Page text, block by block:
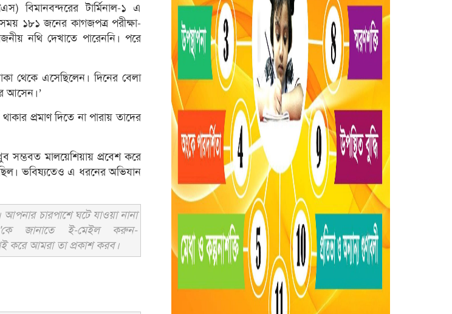
বিমানবন্দরের টার্মিনাল-১ এ
১৮১ জনের কাগজপত্র পরীক্ষা-
নথি দেখাতে পারেননি। পরে
থেকে এসেছিলেন। দিনের বেলা
আসেন।’
প্রমাণ দিতে না পারায় তাদের
সম্ভবত মালয়েশিয়ায় প্রবেশ করে
ভবিষ্যতেও এ ধরনের অভিযান
চারপাশে ঘটে যাওয়া নানা
জানাতে ই-মেইল করুন-
করে আমরা তা প্রকাশ করব।